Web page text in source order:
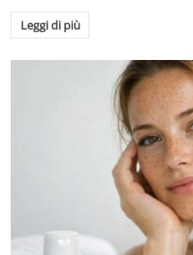
Leggi di più